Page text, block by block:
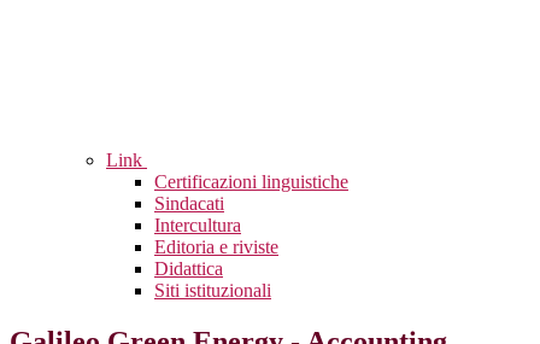
Link
Certificazioni linguistiche
Sindacati
Intercultura
Editoria e riviste
Didattica
Siti istituzionali